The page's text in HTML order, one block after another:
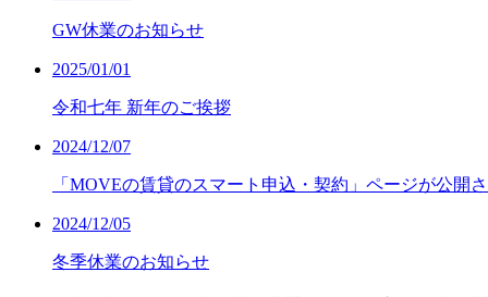
GW休業のお知らせ
2025/01/01
令和七年 新年のご挨拶
2024/12/07
「MOVEの賃貸のスマート申込・契約」ページが公開さ
2024/12/05
冬季休業のお知らせ